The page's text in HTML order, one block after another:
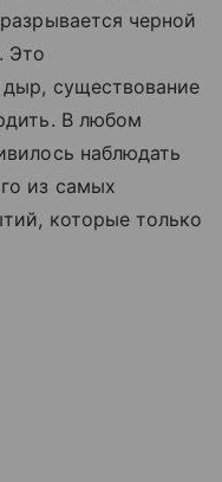
черной
Это
дыр, существование
В любом
наблюдать
из самых
которые только